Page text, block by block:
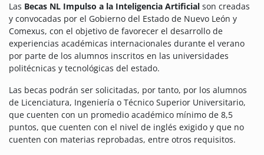
Las Becas NL Impulso a la Inteligencia Artificial son creadas
y convocadas por el Gobierno del Estado de Nuevo León y
Comexus, con el objetivo de favorecer el desarrollo de
experiencias académicas internacionales durante el verano
por parte de los alumnos inscritos en las universidades
politécnicas y tecnológicas del estado.
Las becas podrán ser solicitadas, por tanto, por los alumnos
de Licenciatura, Ingeniería o Técnico Superior Universitario,
que cuenten con un promedio académico mínimo de 8,5
puntos, que cuenten con el nivel de inglés exigido y que no
cuenten con materias reprobadas, entre otros requisitos.